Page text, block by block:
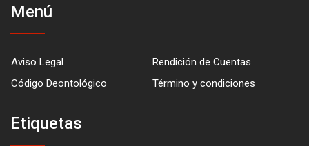
Menú
Aviso Legal
Rendición de Cuentas
Código Deontológico
Término y condiciones
Etiquetas